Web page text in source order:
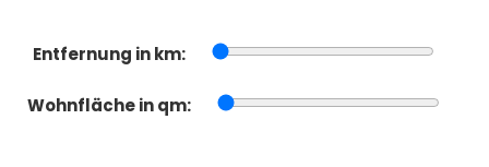
Entfernung in km:
Wohnfläche in qm: